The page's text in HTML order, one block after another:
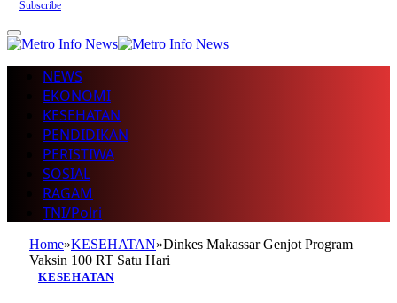
Subscribe
NEWS
EKONOMI
KESEHATAN
PENDIDIKAN
PERISTIWA
SOSIAL
RAGAM
TNI/Polri
Home»KESEHATAN»Dinkes Makassar Genjot Program
Vaksin 100 RT Satu Hari
KESEHATAN